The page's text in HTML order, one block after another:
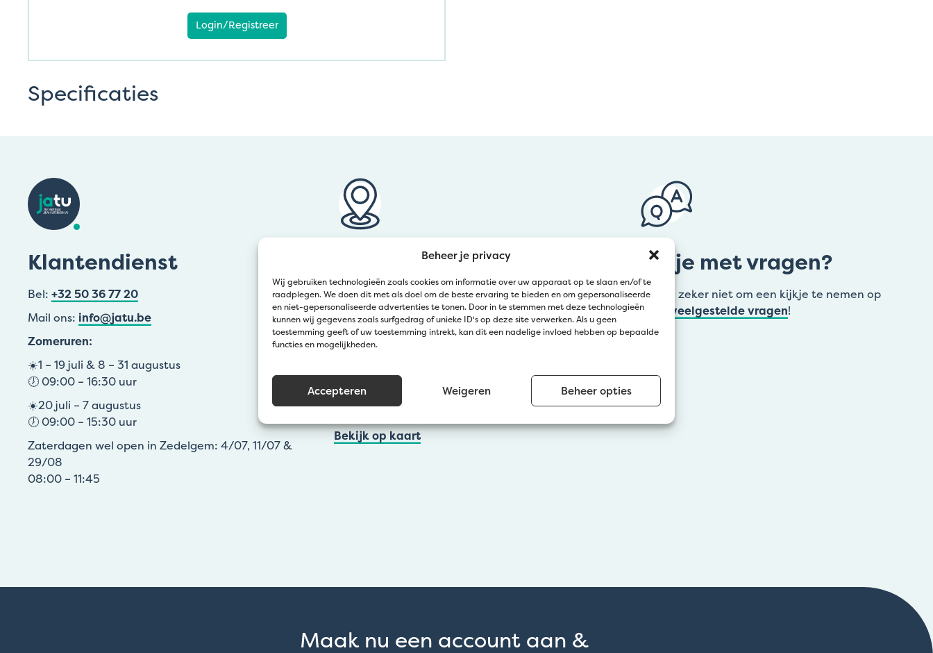
Beheer je privacy
Wij gebruiken technologieën zoals cookies om informatie over uw apparaat op te slaan en/of te
raadplegen. We doen dit met als doel om de beste ervaring te bieden en om gepersonaliseerde
en niet-gepersonaliseerde advertenties te tonen. Door in te stemmen met deze technologieën
kunnen wij gegevens zoals surfgedrag of unieke ID's op deze site verwerken. Als u geen
toestemming geeft of uw toestemming intrekt, kan dit een nadelige invloed hebben op bepaalde
functies en mogelijkheden.
Accepteren Weigeren Beheer opties
Login/Registreer
Specificaties
Klantendienst
Bel: +32 50 36 77 20
Mail ons: info@jatu.be
Zomeruren:
☀️1 – 19 juli & 8 – 31 augustus
🕖 09:00 – 16:30 uur
☀️20 juli – 7 augustus
🕖 09:00 – 15:30 uur
Zaterdagen wel open in Zedelgem: 4/07, 11/07 &
29/08
08:00 – 11:45
Kom langs bij Jatu
Zedelgem (Klantendienst Jatu)
Groenestraat 139a
Wevelgem (Afhaalpunt Gravelart)
Lochristi (Afhaalpunt Gravelart)
Denen 67
Bekijk op kaart
Zit je met vragen?
Aarzel zeker niet om een kijkje te nemen op
onze
veelgestelde vragen!
Maak nu een account aan &